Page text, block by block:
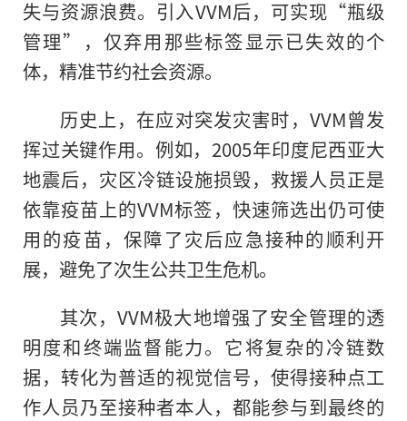
失与资源浪费。引入VVM后，可实现“瓶级
管理”，仅弃用那些标签显示已失效的个
体，精准节约社会资源。
历史上，在应对突发灾害时，VVM曾发
挥过关键作用。例如，2005年印度尼西亚大
地震后，灾区冷链设施损毁，救援人员正是
依靠疫苗上的VVM标签，快速筛选出仍可使
用的疫苗，保障了灾后应急接种的顺利开
展，避免了次生公共卫生危机。
其次，VVM极大地增强了安全管理的透
明度和终端监督能力。它将复杂的冷链数
据，转化为普适的视觉信号，使得接种点工
作人员乃至接种者本人，都能参与到最终的